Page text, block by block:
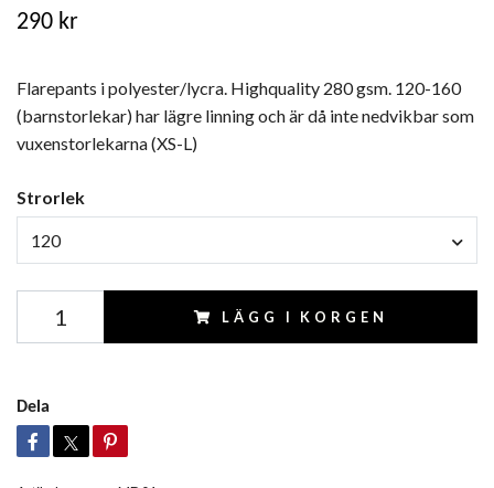
290 kr
Flarepants i polyester/lycra. Highquality 280 gsm. 120-160
(barnstorlekar) har lägre linning och är då inte nedvikbar som
vuxenstorlekarna (XS-L)
Strorlek
120
LÄGG I KORGEN
Dela